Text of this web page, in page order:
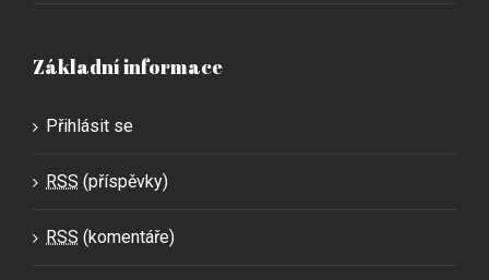
Základní informace
Přihlásit se
RSS (příspěvky)
RSS (komentáře)